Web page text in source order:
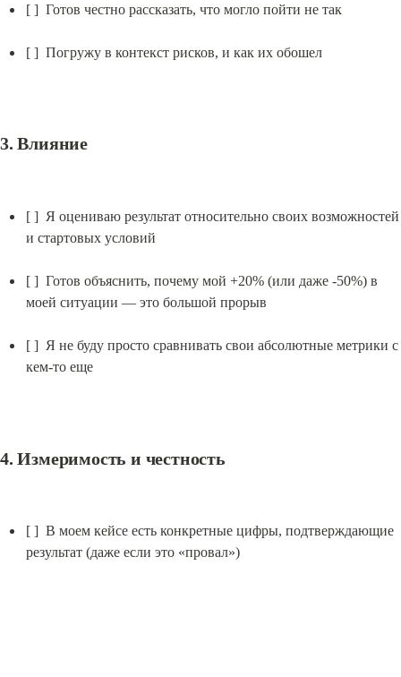
[ ]  Готов честно рассказать, что могло пойти не так
[ ]  Погружу в контекст рисков, и как их обошел
3. Влияние
[ ]  Я оцениваю результат относительно своих возможностей
и стартовых условий
[ ]  Готов объяснить, почему мой +20% (или даже -50%) в
моей ситуации — это большой прорыв
[ ]  Я не буду просто сравнивать свои абсолютные метрики с
кем-то еще
4. Измеримость и честность
[ ]  В моем кейсе есть конкретные цифры, подтверждающие
результат (даже если это «провал»)